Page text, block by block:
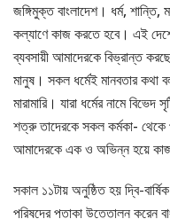
জঙ্গিমুক্ত বাংলাদেশ। ধর্ম,
কল্যাণে কাজ করতে হবে। এই দেশে
ব্যবসায়ী আমাদেরকে বিভ্রান্ত
মানুষ। সকল ধর্মেই মানবতার কথা
মারামারি। যারা ধর্মের নামে
শত্রু তাদেরকে সকল কর্মকা- থেকে
আমাদেরকে এক ও অভিন্ন হয়ে
সকাল ১১টায় অনুষ্ঠিত হয় দ্বি-
পরিষদের পতাকা উত্তোলন করেন